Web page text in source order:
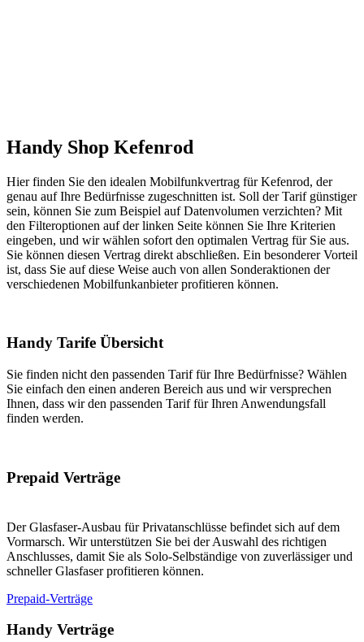
Handy Shop Kefenrod
Hier finden Sie den idealen Mobilfunkvertrag für Kefenrod, der
genau auf Ihre Bedürfnisse zugeschnitten ist. Soll der Tarif günstiger
sein, können Sie zum Beispiel auf Datenvolumen verzichten? Mit
den Filteroptionen auf der linken Seite können Sie Ihre Kriterien
eingeben, und wir wählen sofort den optimalen Vertrag für Sie aus.
Sie können diesen Vertrag direkt abschließen. Ein besonderer Vorteil
ist, dass Sie auf diese Weise auch von allen Sonderaktionen der
verschiedenen Mobilfunkanbieter profitieren können.
Handy Tarife Übersicht
Sie finden nicht den passenden Tarif für Ihre Bedürfnisse? Wählen
Sie einfach den einen anderen Bereich aus und wir versprechen
Ihnen, dass wir den passenden Tarif für Ihren Anwendungsfall
finden werden.
Prepaid Verträge
Der Glasfaser-Ausbau für Privatanschlüsse befindet sich auf dem
Vormarsch. Wir unterstützen Sie bei der Auswahl des richtigen
Anschlusses, damit Sie als Solo-Selbständige von zuverlässiger und
schneller Glasfaser profitieren können.
Prepaid-Verträge
Handy Verträge